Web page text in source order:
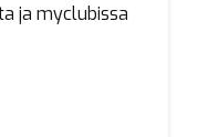
ja myclubissa